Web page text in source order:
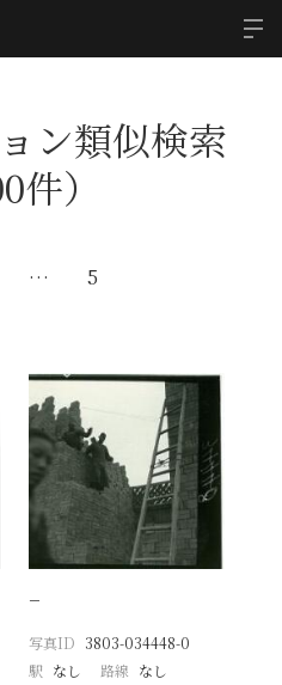
ン類似検索
件）
… 5
−
写真ID 3803-034448-0
駅 なし 路線 なし